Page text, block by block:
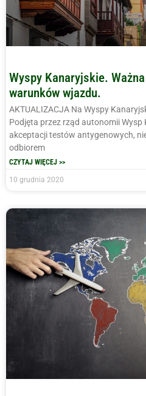
Wyspy Kanaryjskie.
warunków wjazdu.
AKTUALIZACJA Na Wyspy
Podjęta przez rząd autonomii Wysp
akceptacji testów antygenowych,
odbiorem
CZYTAJ WIĘCEJ >>
10 grudnia 2020